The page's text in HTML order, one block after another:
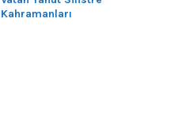
Kahramanları